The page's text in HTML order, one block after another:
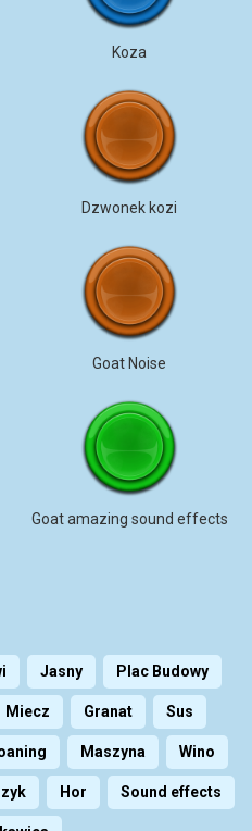
Koza
Dzwonek kozi
Goat Noise
Goat amazing sound effects
Jasny Plac Budowy
Miecz Granat Sus
Maszyna Wino
Hor Sound effects